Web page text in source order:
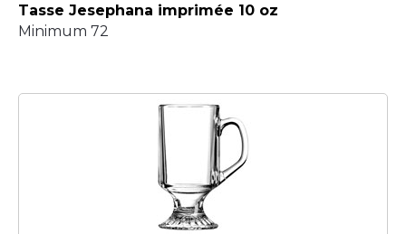
Tasse Jesephana imprimée 10 oz
Minimum 72